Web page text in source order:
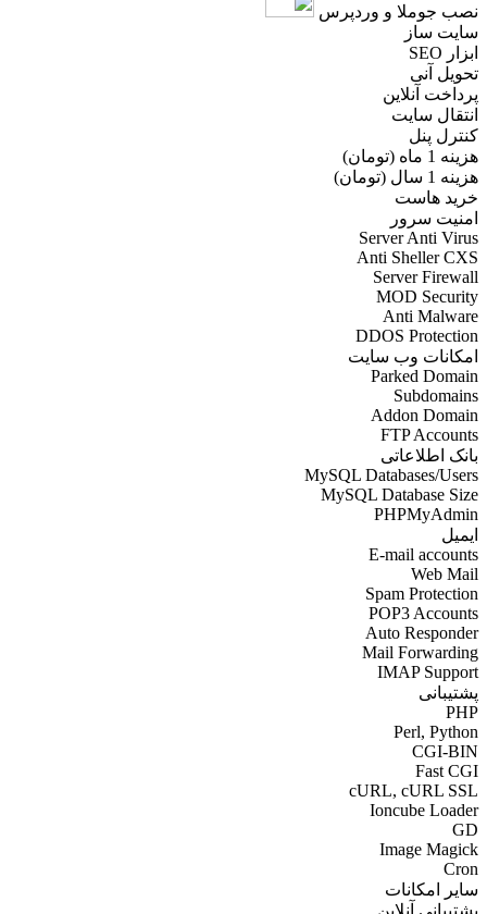
نصب جوملا و وردپرس
سایت ساز
ابزار SEO
تحویل آنی
پرداخت آنلاین
انتقال سایت
کنترل پنل
هزینه 1 ماه (تومان)
هزینه 1 سال (تومان)
خرید هاست
امنیت سرور
Server Anti Virus
Anti Sheller CXS
Server Firewall
MOD Security
Anti Malware
DDOS Protection
امکانات وب سایت
Parked Domain
Subdomains
Addon Domain
FTP Accounts
بانک اطلاعاتی
MySQL Databases/Users
MySQL Database Size
PHPMyAdmin
ایمیل
E-mail accounts
Web Mail
Spam Protection
POP3 Accounts
Auto Responder
Mail Forwarding
IMAP Support
پشتیبانی
PHP
Perl, Python
CGI-BIN
Fast CGI
cURL, cURL SSL
Ioncube Loader
GD
Image Magick
Cron
سایر امکانات
پشتیبانی آنلاین